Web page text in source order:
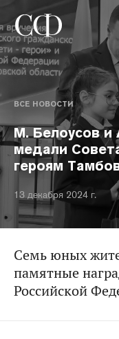
ВСЕ НОВОСТИ
М. Белоусов и
медали
героям
13 декабря 2024 г.
Семь юных
памятные
Российской